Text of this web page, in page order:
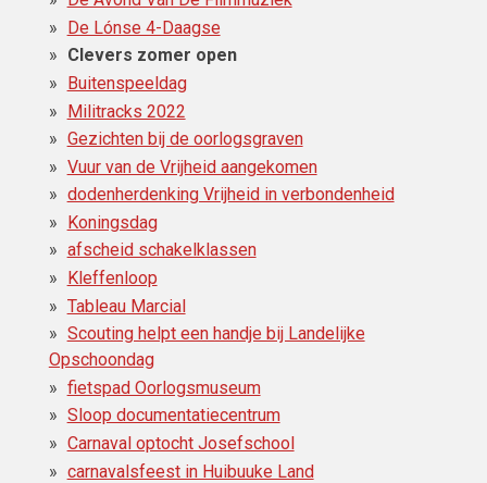
De Lónse 4-Daagse
Clevers zomer open
Buitenspeeldag
Militracks 2022
Gezichten bij de oorlogsgraven
Vuur van de Vrijheid aangekomen
dodenherdenking Vrijheid in verbondenheid
Koningsdag
afscheid schakelklassen
Kleffenloop
Tableau Marcial
Scouting helpt een handje bij Landelijke
Opschoondag
fietspad Oorlogsmuseum
Sloop documentatiecentrum
Carnaval optocht Josefschool
carnavalsfeest in Huibuuke Land